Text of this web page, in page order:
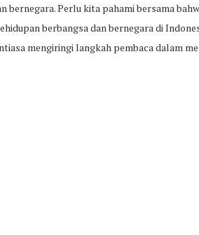
Perlu kita pahami bersama
berbangsa dan bernegara di
mengiringi langkah pembaca dalam